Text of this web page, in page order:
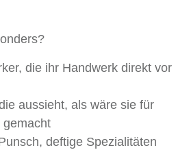
die ihr Handwerk direkt vor
aussieht, als wäre sie für
gemacht
deftige Spezialitäten